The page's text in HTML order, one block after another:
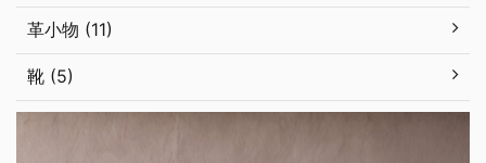
革小物 (11)
靴 (5)